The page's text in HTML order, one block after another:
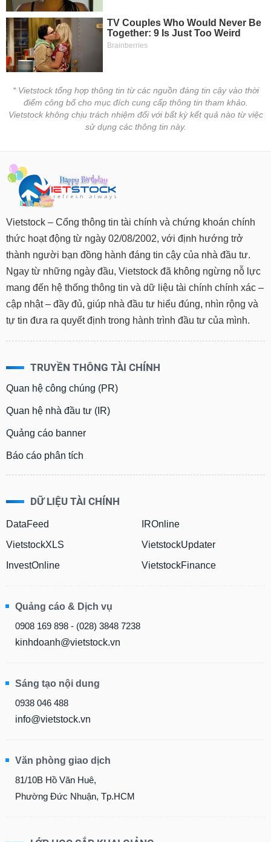
* Vietstock tổng hợp thông tin từ các nguồn đáng tin cậy vào thời
điểm công bố cho mục đích cung cấp thông tin tham khảo.
Vietstock không chịu trách nhiệm đối với bất kỳ kết quả nào từ việc
sử dụng các thông tin này.
Vietstock – Cổng thông tin tài chính và chứng khoán chính
thức hoạt động từ ngày 02/08/2002, với định hướng trở
thành người bạn đồng hành đáng tin cậy của nhà đầu tư.
Ngay từ những ngày đầu, Vietstock đã không ngừng nỗ lực
mang đến hệ thống thông tin và dữ liệu tài chính chính xác –
cập nhật – đầy đủ, giúp nhà đầu tư hiểu đúng, nhìn rộng và
tự tin đưa ra quyết định trong hành trình đầu tư của mình.
TRUYỀN THÔNG TÀI CHÍNH
Quan hệ công chúng (PR)
Quan hệ nhà đầu tư (IR)
Quảng cáo banner
Báo cáo phân tích
DỮ LIỆU TÀI CHÍNH
DataFeed
VietstockXLS
InvestOnline
IROnline
VietstockUpdater
VietstockFinance
Quảng cáo & Dịch vụ
0908 169 898 - (028) 3848 7238
kinhdoanh@vietstock.vn
Sáng tạo nội dung
0938 046 488
info@vietstock.vn
Văn phòng giao dịch
81/10B Hồ Văn Huê,
Phường Đức Nhuận, Tp.HCM
Tất cả Cổ phiếu
Lãnh
đạo
(-)
Tin
Bài
viết
của
tác
giả
(-)
Báo
cáo
phân
tích
(-)
ngữ
Dịch
(-)
Đào
Sách
chính
Công
đầu
tư
Truyền
tài
Dữ